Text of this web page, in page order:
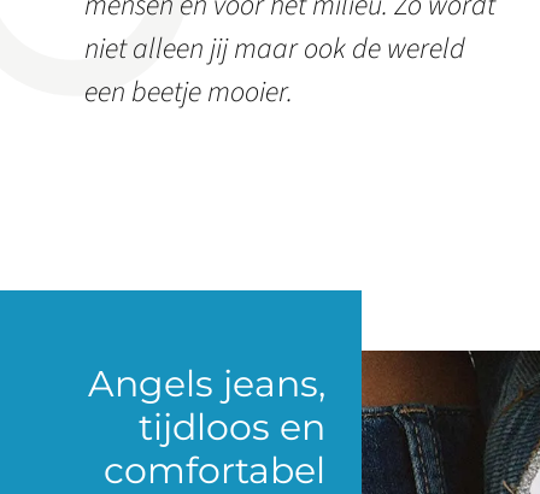
niet alleen jij maar ook de wereld
een beetje mooier.
Angels jeans,
tijdloos en
comfortabel